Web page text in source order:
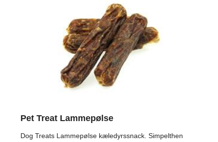
Pet Treat Lammepølse
Dog Treats Lammepølse kæledyrssnack. Simpelthen